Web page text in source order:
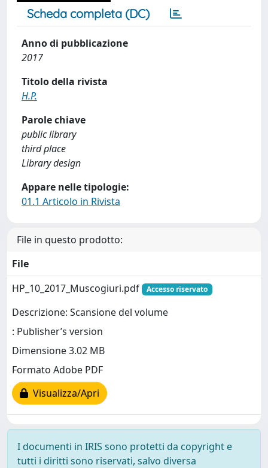
Scheda completa (DC)
Anno di pubblicazione
2017
Titolo della rivista
H.P.
Parole chiave
public library
third place
Library design
Appare nelle tipologie:
01.1 Articolo in Rivista
File in questo prodotto:
File
HP_10_2017_Muscogiuri.pdf
Accesso riservato
Descrizione: Scansione del volume
: Publisher’s version
Dimensione 3.02 MB
Formato Adobe PDF
Visualizza/Apri
I documenti in IRIS sono protetti da copyright e
tutti i diritti sono riservati, salvo diversa